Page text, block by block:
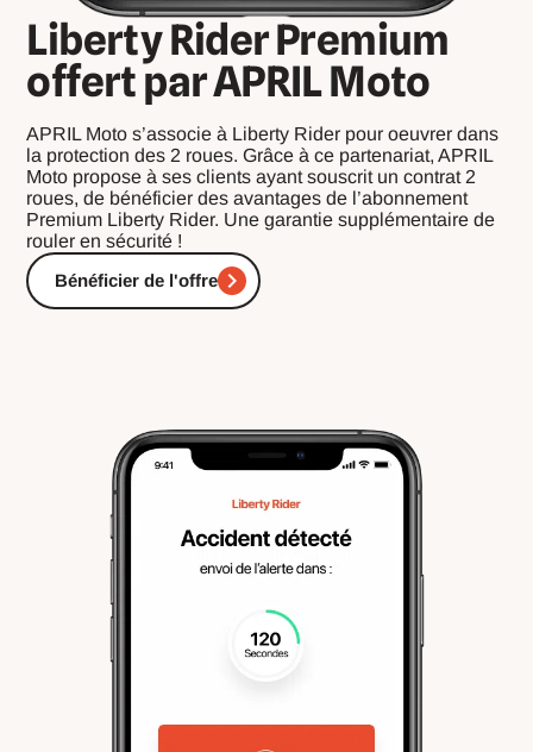
Liberty Rider Premium
offert par APRIL Moto
APRIL Moto s’associe à Liberty Rider pour oeuvrer dans
la protection des 2 roues. Grâce à ce partenariat, APRIL
Moto propose à ses clients ayant souscrit un contrat 2
roues, de bénéficier des avantages de l’abonnement
Premium Liberty Rider. Une garantie supplémentaire de
rouler en sécurité !
Bénéficier de l'offre